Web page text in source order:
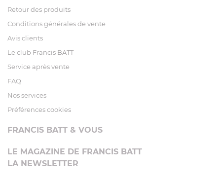
Retour des produits
Conditions générales de vente
Avis clients
Le club Francis BATT
Service après vente
FAQ
Nos services
Préférences cookies
FRANCIS BATT & VOUS
LE MAGAZINE DE FRANCIS BATT
LA NEWSLETTER